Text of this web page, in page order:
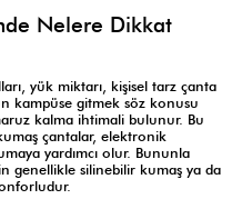
Nelere Dikkat
yük miktarı, kişisel tarz çanta
kampüse gitmek söz konusu
kalma ihtimali bulunur. Bu
çantalar, elektronik
yardımcı olur. Bununla
genellikle silinebilir kumaş ya da